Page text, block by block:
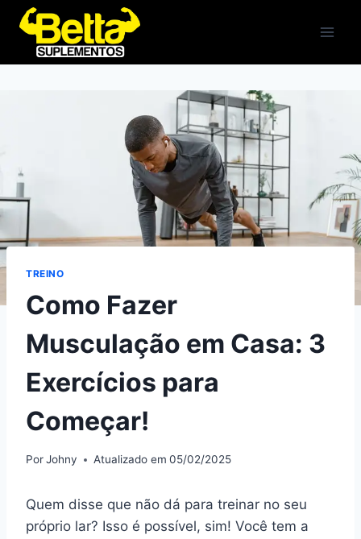
Pular
para
TREINO
Como Fazer
Musculação em Casa: 3
Exercícios para
Começar!
PorJohny Atualizado em 05/02/2025
Quem disse que não dá para treinar no seu
próprio lar? Isso é possível, sim! Você tem a